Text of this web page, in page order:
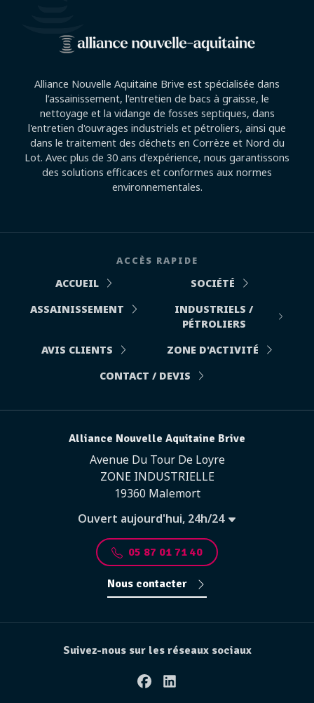
Alliance Nouvelle Aquitaine Brive est spécialisée dans
l’assainissement, l'entretien de bacs à graisse, le
nettoyage et la vidange de fosses septiques, dans
l'entretien d'ouvrages industriels et pétroliers, ainsi que
dans le traitement des déchets en Corrèze et Nord du
Lot. Avec plus de 30 ans d'expérience, nous garantissons
des solutions efficaces et conformes aux normes
environnementales.
ACCÈS RAPIDE
ACCUEIL
SOCIÉTÉ
ASSAINISSEMENT
INDUSTRIELS /
PÉTROLIERS
AVIS CLIENTS
ZONE D'ACTIVITÉ
CONTACT / DEVIS
Alliance Nouvelle Aquitaine Brive
Avenue Du Tour De Loyre
ZONE INDUSTRIELLE
19360 Malemort
Ouvert aujourd'hui, 24h/24
05 87 01 71 40
Nous contacter
Suivez-nous sur les réseaux sociaux
FacebookLinkedin